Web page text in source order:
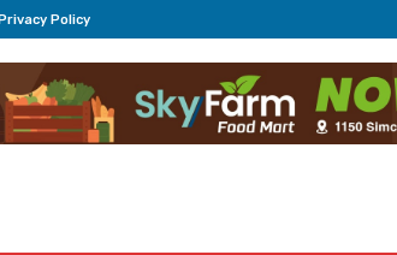
Policy